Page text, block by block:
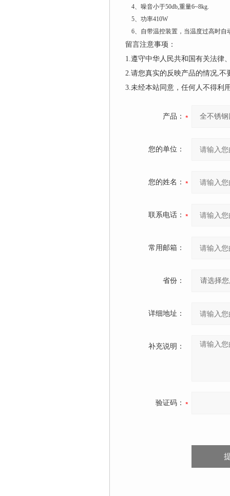
4、噪音小于50db,重量6~8kg.
5、功率410W
6、自带温控装置，当温度过高时自
留言注意事项：
1.遵守中华人民共和国有关法律
2.请您真实的反映产品的情况,
3.未经本站同意，任何人不得利
产品：
您的单位：
您的姓名：
联系电话：
常用邮箱：
省份：
详细地址：
补充说明：
验证码：